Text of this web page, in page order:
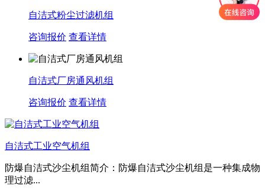
自洁式粉尘过滤机组
咨询报价 查看详情
自洁式厂房通风机组
咨询报价 查看详情
自洁式工业空气机组
防爆自洁式沙尘机组简介：防爆自洁式沙尘机组是一种集成物
理过滤...